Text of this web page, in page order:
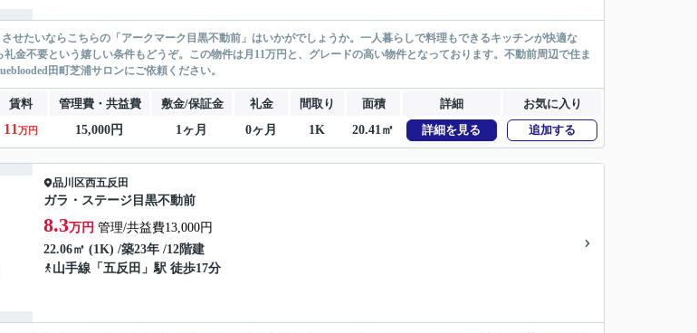
せたいならこちらの「アークマーク目黒不動前」はいかがでしょうか。一人暮らしで料理もできるキッチンが快適な
金不要という嬉しい条件もどうぞ。この物件は月11万円と、グレードの高い物件となっております。不動前周辺で住ま
田町芝浦サロンにご依頼ください。
賃料 管理費・共益費 敷金/保証金 礼金 間取り 面積 詳細
お気に入り
11万円 15,000円 1ヶ月 0ヶ月 1K 20.41㎡ 詳細を見る 追加する
品川区西五反田
ガラ・ステージ目黒不動前
8.3万円 管理/共益費13,000円
22.06㎡ (1K) /築23年 /12階建
山手線 「 五反田 」駅 徒歩17分